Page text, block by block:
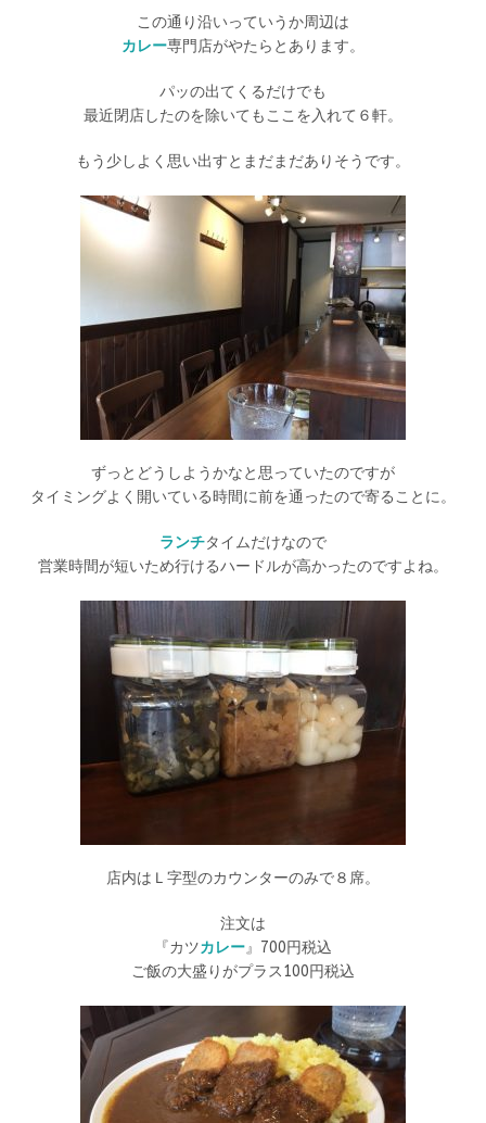
この通り沿いっていうか周辺は
カレー専門店がやたらとあります。
パッの出てくるだけでも
最近閉店したのを除いてもここを入れて６軒。
もう少しよく思い出すとまだまだありそうです。
ずっとどうしようかなと思っていたのですが
タイミングよく開いている時間に前を通ったので寄ることに。
ランチタイムだけなので
営業時間が短いため行けるハードルが高かったのですよね。
店内はＬ字型のカウンターのみで８席。
注文は
『カツカレー』700円税込
ご飯の大盛りがプラス100円税込